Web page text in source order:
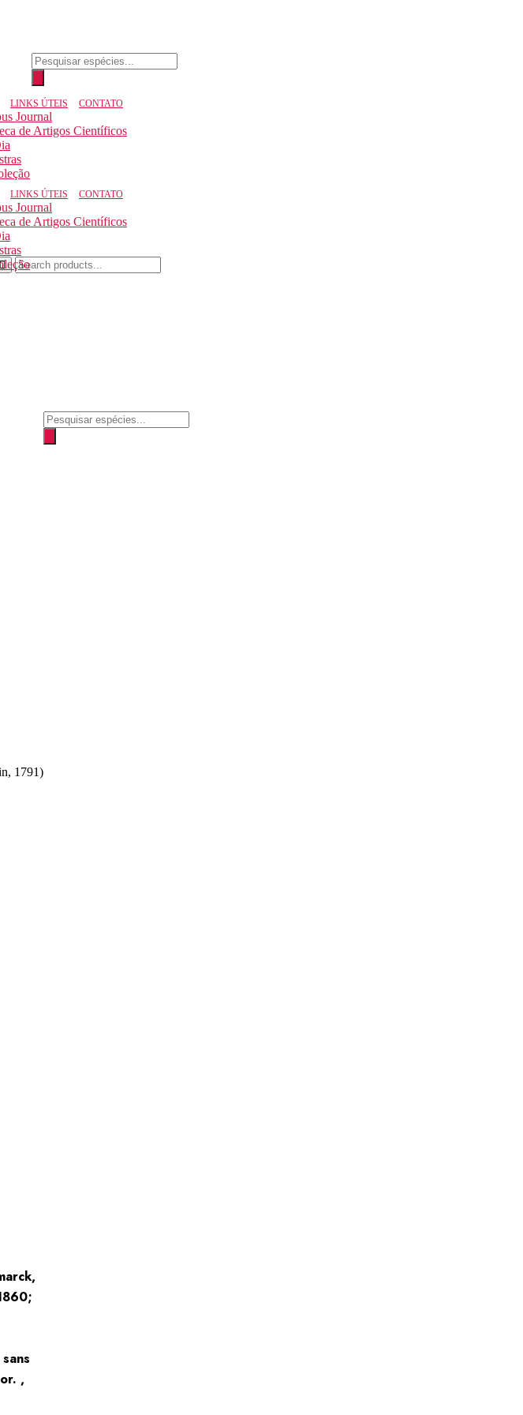
Pesquisar
produtos
Journal
de Artigos Científicos
LINKS ÚTEIS CONTATO
Journal
de Artigos Científicos
LINKS ÚTEIS CONTATO
Pesquisar
produtos
1791)
,